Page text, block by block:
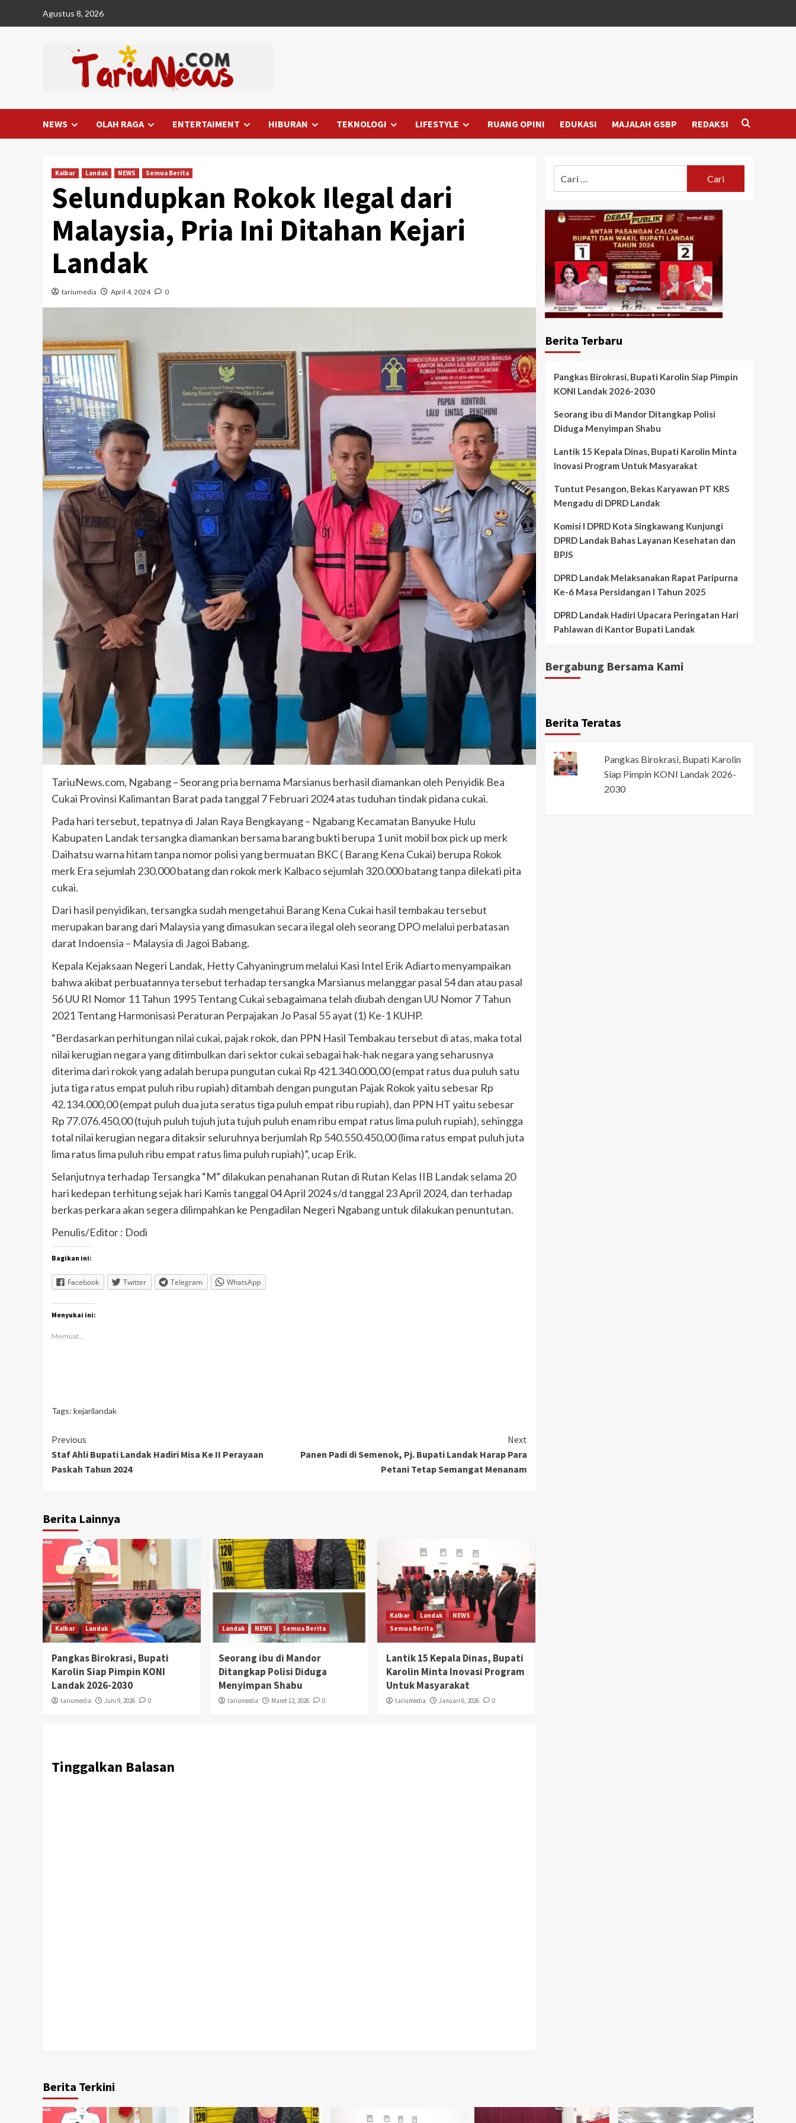
Agustus 8, 2026
NEWS OLAH RAGA ENTERTAIMENT HIBURAN TEKNOLOGI LIFESTYLE RUANG OPINI EDUKASI MAJALAH GSBP REDAKSI
Kalbar Landak NEWS Semua Berita
Selundupkan Rokok Ilegal dari
Malaysia, Pria Ini Ditahan Kejari
Landak
tariumedia April 4, 2024 0
TariuNews.com, Ngabang – Seorang pria bernama Marsianus berhasil diamankan oleh Penyidik Bea
Cukai Provinsi Kalimantan Barat pada tanggal 7 Februari 2024 atas tuduhan tindak pidana cukai.
Pada hari tersebut, tepatnya di Jalan Raya Bengkayang – Ngabang Kecamatan Banyuke Hulu
Kabupaten Landak tersangka diamankan bersama barang bukti berupa 1 unit mobil box pick up merk
Daihatsu warna hitam tanpa nomor polisi yang bermuatan BKC ( Barang Kena Cukai) berupa Rokok
merk Era sejumlah 230.000 batang dan rokok merk Kalbaco sejumlah 320.000 batang tanpa dilekati pita
cukai.
Dari hasil penyidikan, tersangka sudah mengetahui Barang Kena Cukai hasil tembakau tersebut
merupakan barang dari Malaysia yang dimasukan secara ilegal oleh seorang DPO melalui perbatasan
darat Indoensia – Malaysia di Jagoi Babang.
Kepala Kejaksaan Negeri Landak, Hetty Cahyaningrum melalui Kasi Intel Erik Adiarto menyampaikan
bahwa akibat perbuatannya tersebut terhadap tersangka Marsianus melanggar pasal 54 dan atau pasal
56 UU RI Nomor 11 Tahun 1995 Tentang Cukai sebagaimana telah diubah dengan UU Nomor 7 Tahun
2021 Tentang Harmonisasi Peraturan Perpajakan Jo Pasal 55 ayat (1) Ke-1 KUHP.
“Berdasarkan perhitungan nilai cukai, pajak rokok, dan PPN Hasil Tembakau tersebut di atas, maka total
nilai kerugian negara yang ditimbulkan dari sektor cukai sebagai hak-hak negara yang seharusnya
diterima dari rokok yang adalah berupa pungutan cukai Rp 421.340.000,00 (empat ratus dua puluh satu
juta tiga ratus empat puluh ribu rupiah) ditambah dengan pungutan Pajak Rokok yaitu sebesar Rp
42.134.000,00 (empat puluh dua juta seratus tiga puluh empat ribu rupiah), dan PPN HT yaitu sebesar
Rp 77.076.450,00 (tujuh puluh tujuh juta tujuh puluh enam ribu empat ratus lima puluh rupiah), sehingga
total nilai kerugian negara ditaksir seluruhnya berjumlah Rp 540.550.450,00 (lima ratus empat puluh juta
lima ratus lima puluh ribu empat ratus lima puluh rupiah)”, ucap Erik.
Selanjutnya terhadap Tersangka “M” dilakukan penahanan Rutan di Rutan Kelas IIB Landak selama 20
hari kedepan terhitung sejak hari Kamis tanggal 04 April 2024 s/d tanggal 23 April 2024, dan terhadap
berkas perkara akan segera dilimpahkan ke Pengadilan Negeri Ngabang untuk dilakukan penuntutan.
Penulis/Editor : Dodi
Bagikan ini:
Facebook Twitter Telegram WhatsApp
Menyukai ini:
Memuat...
Tags: kejarilandak
Continue
Reading
Previous
Staf Ahli Bupati Landak Hadiri Misa Ke II Perayaan
Paskah Tahun 2024
Next
Panen Padi di Semenok, Pj. Bupati Landak Harap Para
Petani Tetap Semangat Menanam
Berita Lainnya
Kalbar Landak
Pangkas Birokrasi, Bupati
Karolin Siap Pimpin KONI
Landak 2026-2030
tariumedia Juni 9, 2026 0
Landak NEWS Semua Berita
Seorang ibu di Mandor
Ditangkap Polisi Diduga
Menyimpan Shabu
tariumedia Maret 12, 2026 0
Kalbar Landak
NEWS
Semua Berita
Lantik 15 Kepala Dinas, Bupati
Karolin Minta Inovasi Program
Untuk Masyarakat
tariumedia Januari 6, 2026 0
Tinggalkan Balasan
Berita Terbaru
Pangkas Birokrasi, Bupati Karolin Siap Pimpin
KONI Landak 2026-2030
Seorang ibu di Mandor Ditangkap Polisi
Diduga Menyimpan Shabu
Lantik 15 Kepala Dinas, Bupati Karolin Minta
Inovasi Program Untuk Masyarakat
Tuntut Pesangon, Bekas Karyawan PT KRS
Mengadu di DPRD Landak
Komisi I DPRD Kota Singkawang Kunjungi
DPRD Landak Bahas Layanan Kesehatan dan
BPJS
DPRD Landak Melaksanakan Rapat Paripurna
Ke-6 Masa Persidangan I Tahun 2025
DPRD Landak Hadiri Upacara Peringatan Hari
Pahlawan di Kantor Bupati Landak
Bergabung Bersama Kami
Berita Teratas
Pangkas Birokrasi, Bupati Karolin
Siap Pimpin KONI Landak 2026-
2030
Berita Terkini